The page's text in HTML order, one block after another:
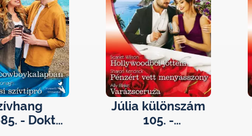
- Doktor
Júlia különszám
105. -